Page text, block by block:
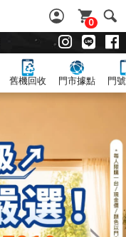
0
舊機回收 門市據點 門